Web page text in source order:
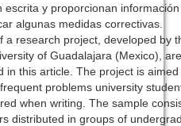
escrita y proporcionan
algunas medidas correctivas.
a research project, developed by
of Guadalajara (Mexico),
in this article. The project is
problems university
when writing. The sample
distributed in groups of